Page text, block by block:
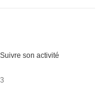
Suivre son activité